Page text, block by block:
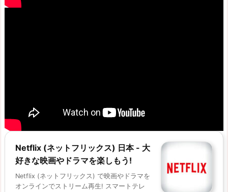
Netflix (ネットフリックス) 日本 - 大
好きな映画やドラマを楽しもう!
Netflix (ネットフリックス) で映画やドラマを
オンラインでストリーム再生! スマートテレ